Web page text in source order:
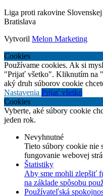
Liga proti rakovine
Bratislava
Vytvoril Melon Marketing
Cookies
Používame cookies. Ak si
"Prijať všetko". Kliknutím na
aký druh súborov cookie
Nastavenia Prijať všetko
Cookies
Vyberte, aké súbory cookie
jeden rok.
Nevyhnutné
Tieto súbory cookie nie
fungovanie webovej
Štatistiky
Aby sme mohli zlepšiť
na základe spôsobu
Používateľská